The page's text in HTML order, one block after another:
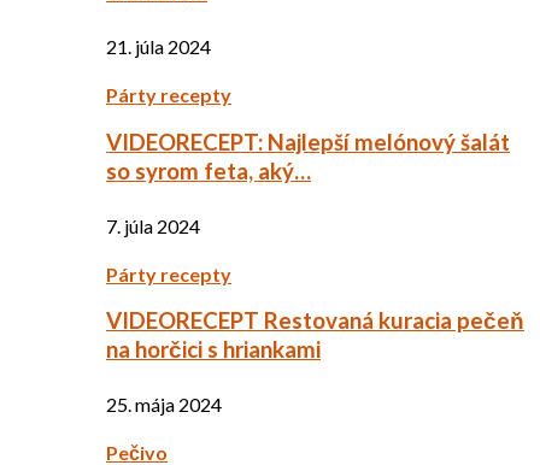
21. júla 2024
Párty recepty
VIDEORECEPT: Najlepší melónový šalát
so syrom feta, aký…
7. júla 2024
Párty recepty
VIDEORECEPT Restovaná kuracia pečeň
na horčici s hriankami
25. mája 2024
Pečivo